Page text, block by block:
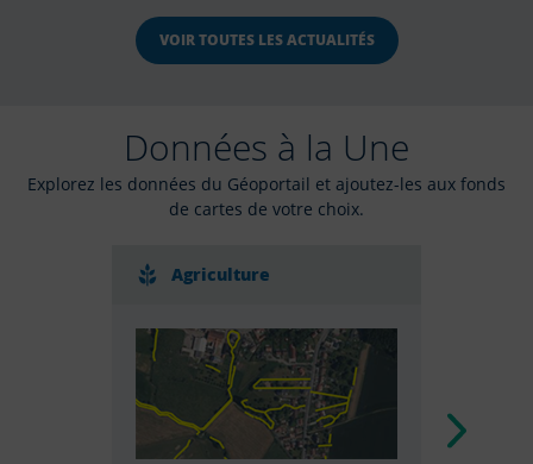
VOIR TOUTES LES ACTUALITÉS
Données à la Une
Explorez les données du Géoportail et ajoutez-les aux fonds
de cartes de votre choix.
Agriculture